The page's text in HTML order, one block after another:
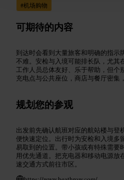
#机场购物
可期待的内容
到达时会看到大量旅客和明确的指示
不难。安检与入境可能排长队，尤其
工作人员总体友好、乐于帮助，但个
充电点与公共座位，商店与餐厅密集
规划您的参观
出发前先确认航班对应的航站楼与登
便快速定位。出行时为安检和入境多
易取到的位置。带小孩或有特殊需要
用优先通道。把充电器和移动电源放
速交通方式前往市区。